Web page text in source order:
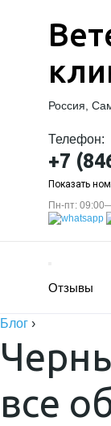
Россия,
Телефон:
+7
Показать
Пн-пт:
Отзывы
Блог ›
все